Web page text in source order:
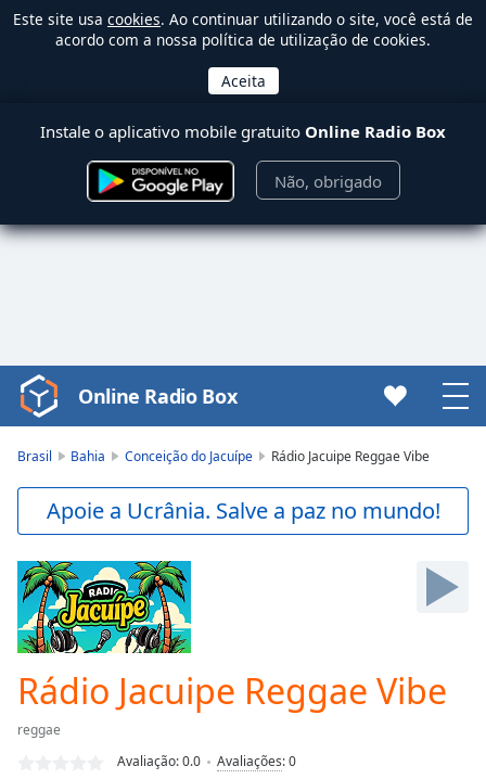
Este site usa cookies. Ao continuar utilizando o site, você está de
acordo com a nossa política de utilização de cookies.
Instale o aplicativo mobile gratuito Online Radio Box
Não, obrigado
Video
Player
Skip
Backward
Skip
Forward
Mute
Current
Time0:00
Duration
Online Radio Box
Brasil Bahia Conceição do Jacuípe Rádio Jacuipe Reggae Vibe
Apoie a Ucrânia. Salve a paz no mundo!
Rádio Jacuipe Reggae Vibe
reggae
Avaliação:0.0 Avaliações:0